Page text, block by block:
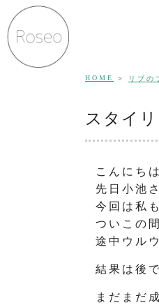
HOME リブの
スタイ
こんにち
先日小池
今回は私
ついこの
途中ウル
結果は後
まだまだ